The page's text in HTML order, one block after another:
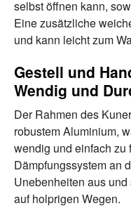
selbst öffnen kann,
Eine zusätzliche
und kann leicht zum
Gestell und
Wendig und
Der Rahmen des
robustem Aluminium,
wendig und einfach zu
Dämpfungssystem an
Unebenheiten aus
auf holprigen Wegen.